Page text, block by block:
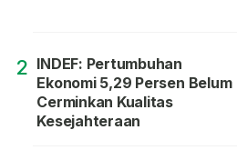
2 INDEF: Pertumbuhan
Ekonomi 5,29 Persen Belum
Cerminkan Kualitas
Kesejahteraan